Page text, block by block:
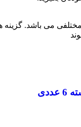
می باشد. گزینه